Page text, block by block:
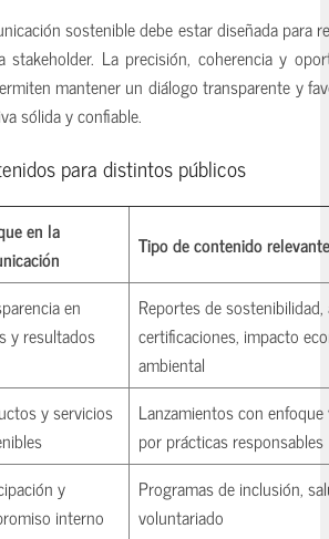
sostenible debe estar diseñada para
stakeholder. La precisión, coherencia y
mantener un diálogo transparente y
sólida y confiable.
para distintos públicos
en la
Tipo de contenido relevante
en
y resultados
Reportes de
certificaciones, impacto
ambiental
y servicios
Lanzamientos con
por prácticas responsables
y
interno
Programas de inclusión,
voluntariado